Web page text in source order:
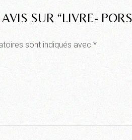
SUR “LIVRE-
sont indiqués avec *